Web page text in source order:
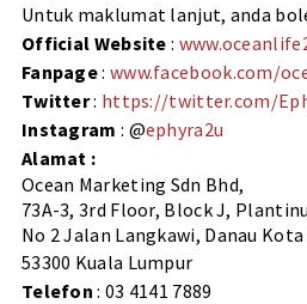
Untuk maklumat lanjut, anda
Official Website :
Fanpage: www.facebook.com/
Twitter: https://twitter.com/
Instagram : @ephyra2u
Alamat :
Ocean Marketing Sdn Bhd,
73A-3, 3rd Floor, Block J,
No 2 Jalan Langkawi, Danau
53300 Kuala Lumpur
Telefon : 03 4141 7889